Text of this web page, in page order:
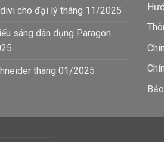
cho đại lý tháng 11/2025
sáng dân dụng Paragon
tháng 01/2025